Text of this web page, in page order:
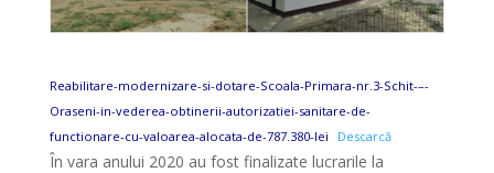
Reabilitare-modernizare-si-dotare-Scoala-Primara-nr.3-Schit-–-
Oraseni-in-vederea-obtinerii-autorizatiei-sanitare-de-
functionare-cu-valoarea-alocata-de-787.380-lei
Descarcă
În vara anului 2020 au fost finalizate lucrarile la